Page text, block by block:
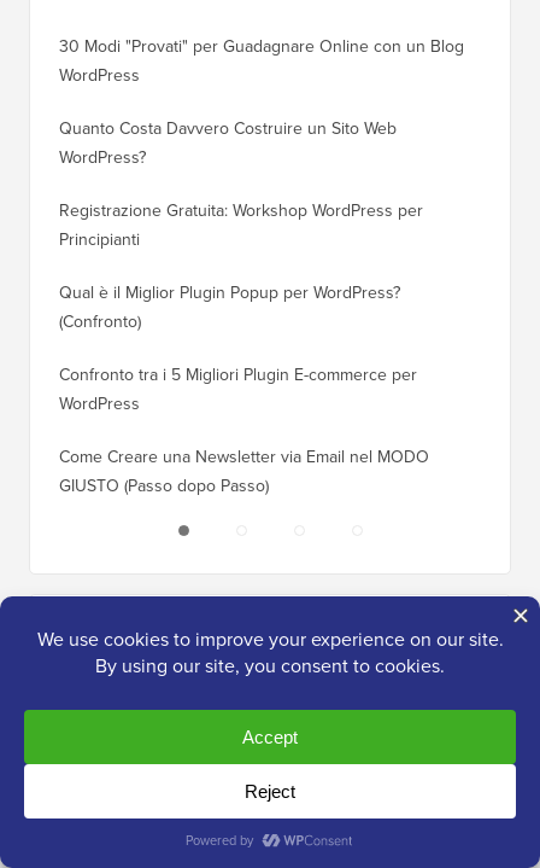
30 Modi "Provati" per Guadagnare Online con un Blog
WordPress
Quanto Costa Davvero Costruire un Sito Web
WordPress?
Registrazione Gratuita: Workshop WordPress per
Principianti
Qual è il Miglior Plugin Popup per WordPress?
(Confronto)
Confronto tra i 5 Migliori Plugin E-commerce per
WordPress
Come Creare una Newsletter via Email nel MODO
GIUSTO (Passo dopo Passo)
Offerte e Coupon (vedi tutto)
AliDropship Coupon
Ottieni il 15% di sconto sul plugin
dropshipping AliDropship per WordPress e
WooCommerce.
Coupon WP 2FA